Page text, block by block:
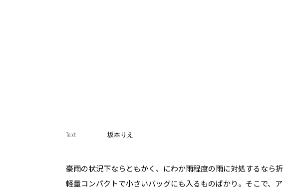
Text 坂本りえ
豪雨の状況下ならともかく、にわか雨程度の雨に対処するなら
軽量コンパクトで小さいバッグにも入るものばかり。そこで、